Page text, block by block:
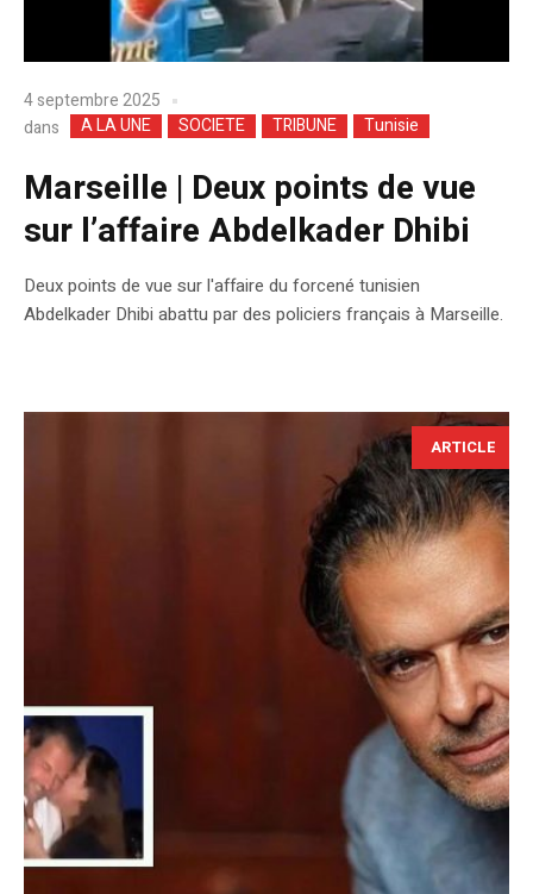
4 septembre 2025
dans
A LA UNE SOCIETE TRIBUNE Tunisie
Marseille | Deux points de vue
sur l’affaire Abdelkader Dhibi
Deux points de vue sur l'affaire du forcené tunisien
Abdelkader Dhibi abattu par des policiers français à Marseille.
ARTICLE